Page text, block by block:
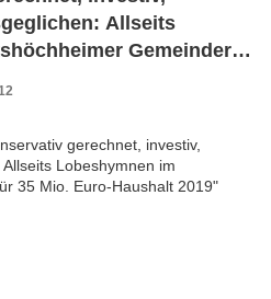
Allseits
Gemeinderat